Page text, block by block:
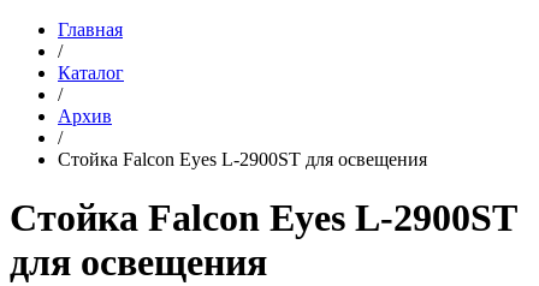
Главная
/
Каталог
/
Архив
/
Стойка Falcon Eyes L-2900ST для освещения
Стойка Falcon Eyes L-2900ST
для освещения